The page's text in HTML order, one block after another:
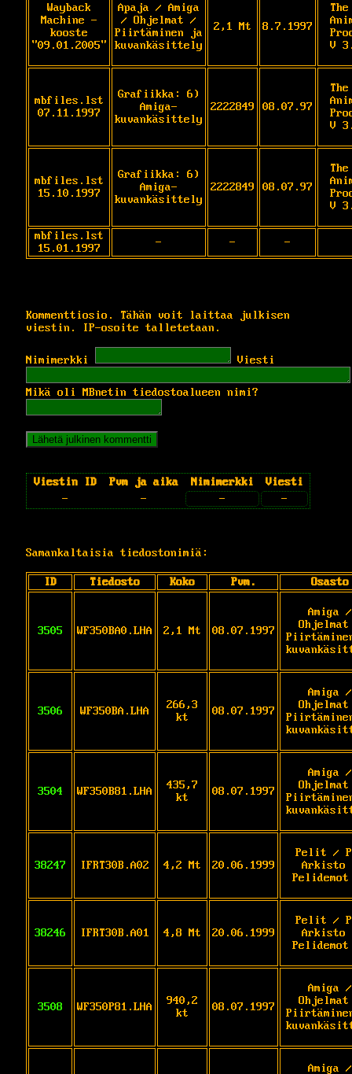
Wayback
Machine -
kooste
"09.01.2005"
Apaja / Amiga
/ Ohjelmat /
Piirtäminen ja
kuvankäsittely
2,1 Mt 8.7.1997
The
V
mbfiles.lst
07.11.1997
Grafiikka: 6)
Amiga-
kuvankäsittely
2222849 08.07.97
The
V
mbfiles.lst
15.10.1997
Grafiikka: 6)
Amiga-
kuvankäsittely
2222849 08.07.97
The
V
mbfiles.lst
15.01.1997
- - -
Kommenttiosio. Tähän voit laittaa julkisen
viestin. IP-osoite talletetaan.
Nimimerkki Viesti
Mikä oli MBnetin tiedostoalueen nimi?
Viestin ID Pvm ja aika Nimimerkki
Viesti
-
- - -
Samankaltaisia tiedostonimiä:
ID Tiedosto Koko Pvm. Osasto
3505 WF350BA0.LHA 2,1 Mt 08.07.1997
Amiga /
3506 WF350BA.LHA
266,3
kt
08.07.1997
Amiga /
3504 WF350B81.LHA
435,7
kt
08.07.1997
Amiga /
38247 IFRT30B.A02 4,2 Mt 20.06.1999
Pelit /
Arkisto
Pelidemot
38246 IFRT30B.A01 4,8 Mt 20.06.1999
Pelit /
Arkisto
Pelidemot
3508 WF350P81.LHA
940,2
kt
08.07.1997
Amiga /
Amiga /